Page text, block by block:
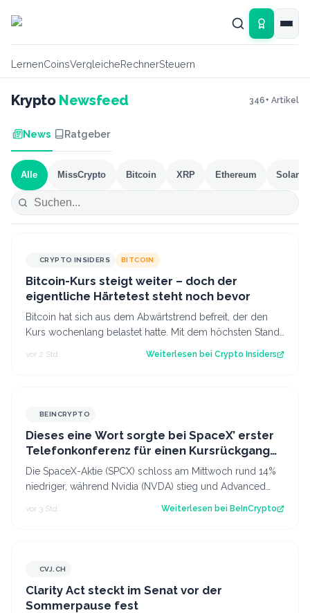
LernenCoinsVergleicheRechnerSteuern
Krypto Newsfeed 346+ Artikel
News Ratgeber
Alle MissCrypto Bitcoin XRP Ethereum Solana
CRYPTO INSIDERS BITCOIN
Bitcoin-Kurs steigt weiter – doch der
eigentliche Härtetest steht noch bevor
Bitcoin hat sich aus dem Abwärtstrend befreit, der den
Kurs wochenlang belastet hatte. Mit dem höchsten Stand
vor 2 Std. Weiterlesen bei Crypto Insiders
BEINCRYPTO
Dieses eine Wort sorgte bei SpaceX’ erster
Telefonkonferenz für einen Kursrückgang
von 11 %, Nvidia profitierte
Die SpaceX-Aktie (SPCX) schloss am Mittwoch rund 14%
niedriger, während Nvidia (NVDA) stieg und Advanced
Micro Devices (AMD) fiel. Alle drei…
vor 3 Std. Weiterlesen bei BeInCrypto
CVJ.CHCVJ.CH
Clarity Act steckt im Senat vor der
Sommerpause fest